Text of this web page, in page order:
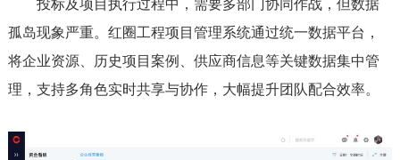
孤岛现象严重。红圈工程项目管理系统通过统一数据平台，
将企业资源、历史项目案例、供应商信息等关键数据集中管
理，支持多角色实时共享与协作，大幅提升团队配合效率。